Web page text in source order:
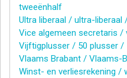
tweeënhalf
Ultra liberaal / ultra-liberaal
Vice algemeen secretaris /
Vijftigplusser / 50 plusser /
Vlaams Brabant / Vlaams-
Winst- en verliesrekening /